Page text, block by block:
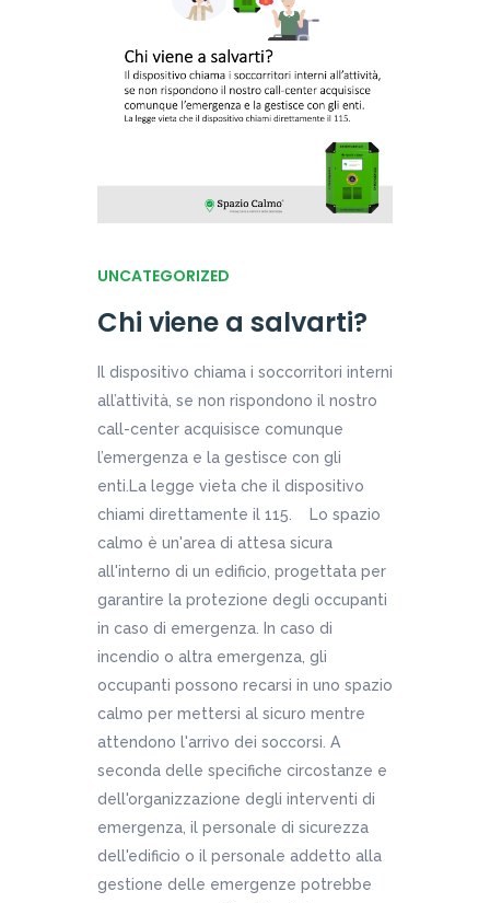
UNCATEGORIZED
Chi viene a salvarti?
Il dispositivo chiama i soccorritori interni
all’attività, se non rispondono il nostro
call-center acquisisce comunque
l’emergenza e la gestisce con gli
enti.La legge vieta che il dispositivo
chiami direttamente il 115. Lo spazio
calmo è un'area di attesa sicura
all'interno di un edificio, progettata per
garantire la protezione degli occupanti
in caso di emergenza. In caso di
incendio o altra emergenza, gli
occupanti possono recarsi in uno spazio
calmo per mettersi al sicuro mentre
attendono l'arrivo dei soccorsi. A
seconda delle specifiche circostanze e
dell'organizzazione degli interventi di
emergenza, il personale di sicurezza
dell'edificio o il personale addetto alla
gestione delle emergenze potrebbe